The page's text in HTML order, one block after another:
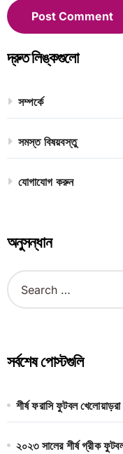
দ্রুত লিঙ্কগুলো
সম্পর্কে
সমস্ত বিষয়বস্তু
যোগাযোগ করুন
অনুসন্ধান
S
e
h
r
সর্বশেষ পোস্টগুলি
শীর্ষ ফরাসি ফুটবল খেলোয়াড়রা
২০২৩ সালের শীর্ষ গ্রীক